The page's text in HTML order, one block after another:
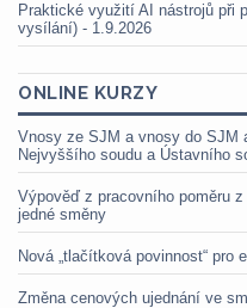
Praktické využití AI nástrojů při
vysílání) - 1.9.2026
ONLINE KURZY
Vnosy ze SJM a vnosy do SJM
Nejvyššího soudu a Ústavního
Výpověď z pracovního poměru
jedné směny
Nová „tlačítková povinnost“ pro
Změna cenových ujednání ve